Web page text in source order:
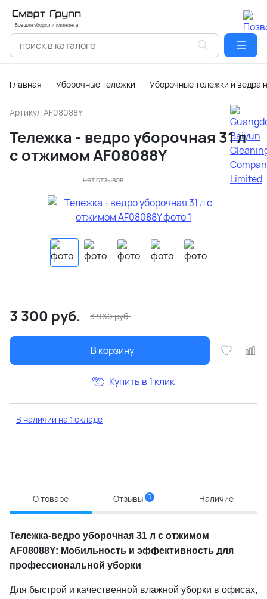
Все для уборки и клининга
Главная Уборочные тележки Уборочные тележки и ведра
Артикул AF08088Y
Тележка - ведро уборочная 31 л
с отжимом AF08088Y
нет отзывов
3 300 руб. 3 960руб.
В корзину
Купить в 1 клик
В наличии на 1 складе
О товаре Отзывы 0 Наличие
Тележка-ведро уборочная 31 л с отжимом
AF08088Y: Мобильность и эффективность для
профессиональной уборки
Для быстрой и качественной влажной уборки в офисах,